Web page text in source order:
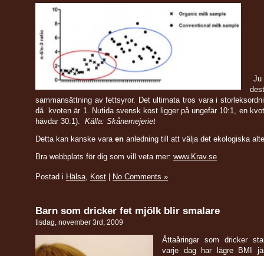
Ju
sammansättning av fettsyror. Det ultimata tros vara i
då kvoten är 1. Nutida svensk kost ligger på ungefär 10:1, en
hävdar 30:1). Källa: Skånemejeriet
Detta kan kanske vara en anledning till att välja det ekologiska
Bra webbplats för dig som vill veta mer: www.Krav.se
Postad i Hälsa, Kost No Comments »
Barn som dricker fet mjölk blir smalare
tisdag, november 3rd, 2009
Åttaåringar som dricker
varje dag har lägre BMI